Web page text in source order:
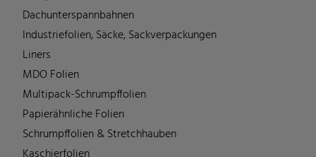
Dachunterspannbahnen
Industriefolien, Säcke, Sackverpackungen
Liners
MDO Folien
Multipack-Schrumpffolien
Papierähnliche Folien
Schrumpffolien & Stretchhauben